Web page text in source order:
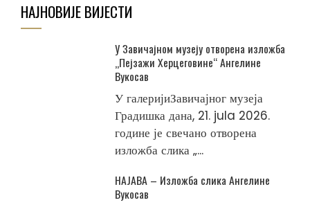
НАЈНОВИЈЕ ВИЈЕСТИ
У Завичајном музеју отворена изложба
„Пејзажи Херцеговине“ Ангелине
Вукосав
У галеријиЗавичајног музеја
Градишка дана, 21. jula 2026.
године је свечано отворена
изложба слика „...
НАЈАВА – Изложба слика Ангелине
Вукосав